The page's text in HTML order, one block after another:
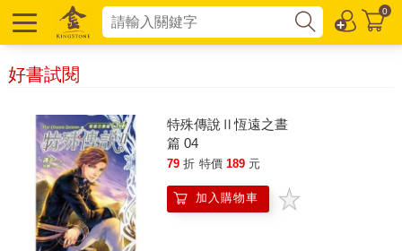
0
好書試閱
特殊傳說Ⅱ恆遠之晝
篇 04
79 折 特價 189 元
加入購物車